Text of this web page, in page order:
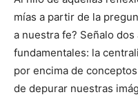
mías a partir de la
a nuestra fe? Señalo
fundamentales: la
por encima de
de depurar nuestras